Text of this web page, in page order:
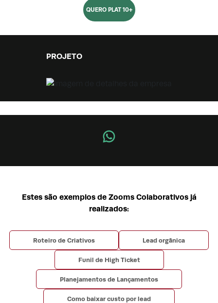
QUERO PLAT 10+
PROJETO
Estes são exemplos de Zooms Colaborativos já
realizados:
Roteiro de Criativos Lead orgânica
Funil de High Ticket
Planejamentos de Lançamentos
Como baixar custo por lead